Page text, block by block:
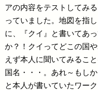
アの内容をテストしてみ
っていました。地図を指
に、『クイ』と書いてあ
か？！クイってどこの国
えず本人に聞いてみるこ
国名・・・。あれ～もし
と本人が書いていたワー